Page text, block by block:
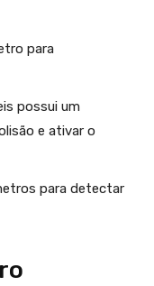
para
possui um
e ativar o
para detectar